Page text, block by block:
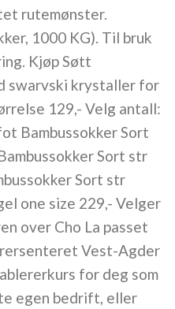
rutemønster.
1000 KG). Til bruk
Kjøp Søtt
swarvski krystaller for
129,- Velg antall:
Bambussokker Sort
Sort str
Sort str
one size 229,- Velger
over Cho La passet
Vest-Agder
for deg som
egen bedrift, eller